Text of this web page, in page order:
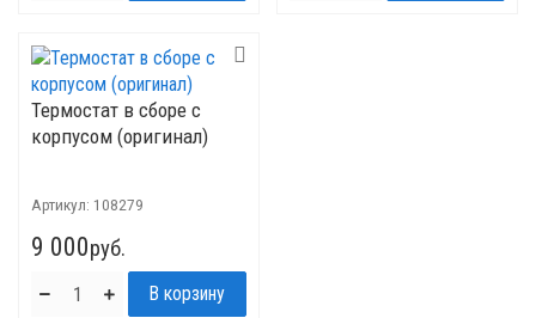
Термостат в сборе с
корпусом (оригинал)
Артикул: 108279
9 000руб.